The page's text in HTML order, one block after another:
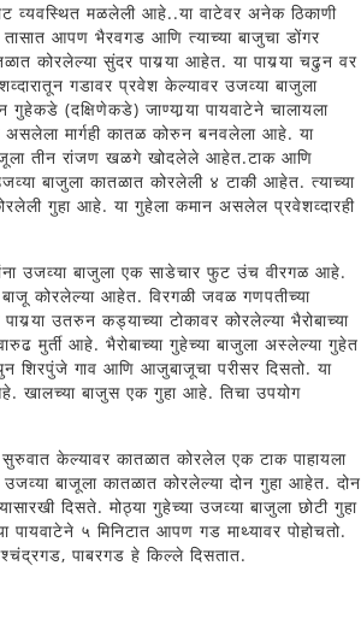
व्यवस्थित मळलेली आहे..या वाटेवर अनेक ठिकाणी
आपण भैरवगड आणि त्याच्या बाजुचा डोंगर
कोरलेल्या सुंदर पायर्‍या आहेत. या पायर्‍या चढुन वर
गडावर प्रवेश केल्यावर उजव्या बाजुला
(दक्षिणेकडे) जाण्यार्‍या पायवाटेने चालायला
असलेला मार्गही कातळ कोरुन बनवलेला आहे. या
तीन रांजण खळगे खोदलेले आहेत.टाक आणि
बाजुला कातळात कोरलेली ४ टाकी आहेत. त्याच्या
गुहा आहे. या गुहेला कमान असलेल प्रवेशव्दारही
उजव्या बाजुला एक साडेचार फुट उंच वीरगळ आहे.
बाजू कोरलेल्या आहेत. विरगळी जवळ गणपतीच्या
उतरुन कड्याच्या टोकावर कोरलेल्या भैरोबाच्या
मुर्ती आहे. भैरोबाच्या गुहेच्या बाजुला अस्लेल्या गुहेत
गाव आणि आजुबाजूचा परीसर दिसतो. या
खालच्या बाजुस एक गुहा आहे. तिचा उपयोग
सुरुवात केल्यावर कातळात कोरलेल एक टाक पाहायला
बाजूला कातळात कोरलेल्या दोन गुहा आहेत. दोन
दिसते. मोठ्या गुहेच्या उजव्या बाजुला छोटी गुहा
पायवाटेने ५ मिनिटात आपण गड माथ्यावर पोहोचतो.
पाबरगड हे किल्ले दिसतात.